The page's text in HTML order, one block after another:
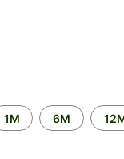
1M 6M